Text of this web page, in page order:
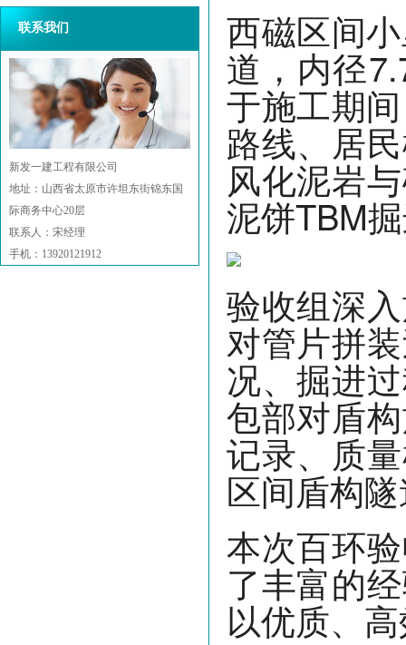
联系我们
新发一建工程有限公司
地址：山西省太原市许坦东街锦东国
际商务中心20层
联系人：宋经理
手机：13920121912
西磁区间
道，内径
于施工期
路线、居
风化泥岩
泥饼TBM
验收组深
对管片拼
况、掘进
包部对盾
记录、质
区间盾构
本次百环
了丰富的
以优质、